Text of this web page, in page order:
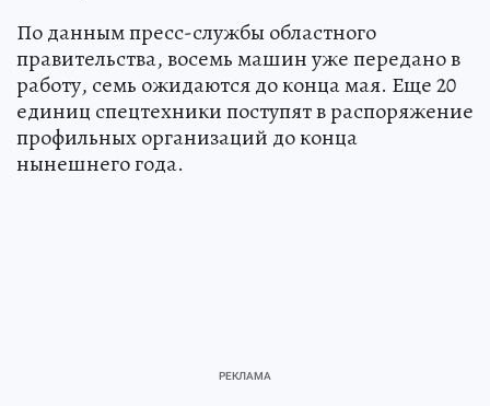
По данным пресс-службы областного
правительства, восемь машин уже передано в
работу, семь ожидаются до конца мая. Еще 20
единиц спецтехники поступят в распоряжение
профильных организаций до конца
нынешнего года.